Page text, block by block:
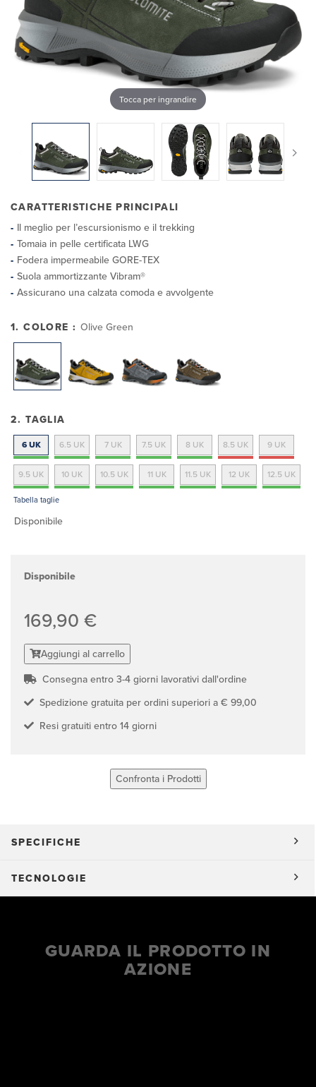
Tocca per ingrandire
CARATTERISTICHE PRINCIPALI
Il meglio per l’escursionismo e il trekking
Tomaia in pelle certificata LWG
Fodera impermeabile GORE-TEX
Suola ammortizzante Vibram®
Assicurano una calzata comoda e avvolgente
1. COLORE : Olive Green
2. TAGLIA
6 UK 6.5 UK 7 UK 7.5 UK 8 UK 8.5 UK 9 UK
9.5 UK 10 UK 10.5 UK 11 UK 11.5 UK 12 UK 12.5 UK
Tabella taglie
Disponibile
Disponibile
169,90 €
Aggiungi al carrello
Consegna entro 3-4 giorni lavorativi dall'ordine
Spedizione gratuita per ordini superiori a € 99,00
Resi gratuiti entro 14 giorni
Confronta i Prodotti
SPECIFICHE
TECNOLOGIE
GUARDA IL PRODOTTO IN
AZIONE